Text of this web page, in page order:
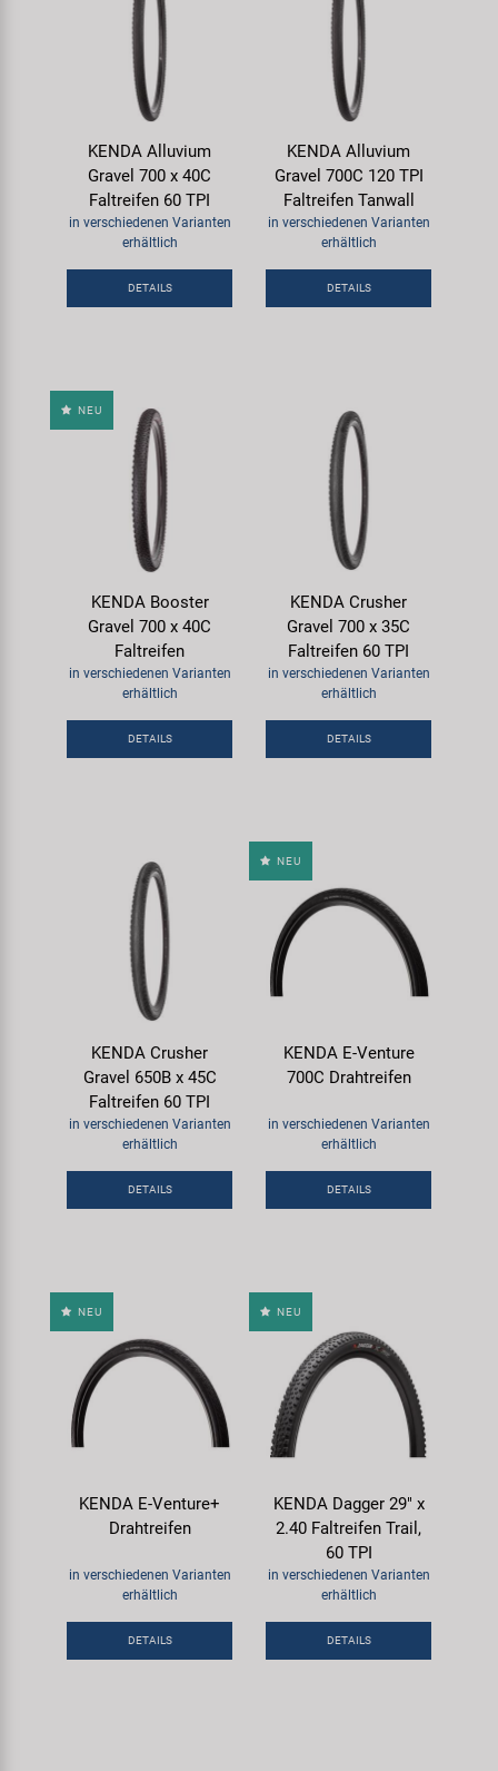
KENDA Alluvium
Gravel 700 x 40C
Faltreifen 60 TPI
in verschiedenen Varianten
erhältlich
DETAILS
KENDA Alluvium
Gravel 700C 120 TPI
Faltreifen Tanwall
in verschiedenen Varianten
erhältlich
DETAILS
NEU
KENDA Booster
Gravel 700 x 40C
Faltreifen
in verschiedenen Varianten
erhältlich
DETAILS
KENDA Crusher
Gravel 700 x 35C
Faltreifen 60 TPI
in verschiedenen Varianten
erhältlich
DETAILS
KENDA Crusher
Gravel 650B x 45C
Faltreifen 60 TPI
in verschiedenen Varianten
erhältlich
DETAILS
NEU
KENDA E-Venture
700C Drahtreifen
in verschiedenen Varianten
erhältlich
DETAILS
NEU
KENDA E-Venture+
Drahtreifen
in verschiedenen Varianten
erhältlich
DETAILS
NEU
KENDA Dagger 29" x
2.40 Faltreifen Trail,
60 TPI
in verschiedenen Varianten
erhältlich
DETAILS